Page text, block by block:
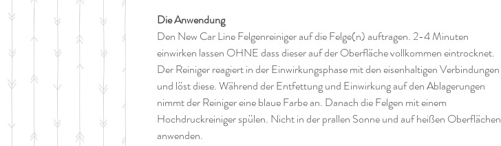
Die Anwendung
Den New Car Line Felgenreiniger auf die Felge(n) auftragen. 2-4 Minuten
einwirken lassen OHNE dass dieser auf der Oberfläche vollkommen eintrocknet.
Der Reiniger reagiert in der Einwirkungsphase mit den eisenhaltigen Verbindungen
und löst diese. Während der Entfettung und Einwirkung auf den Ablagerungen
nimmt der Reiniger eine blaue Farbe an. Danach die Felgen mit einem
Hochdruckreiniger spülen. Nicht in der prallen Sonne und auf heißen Oberflächen
anwenden.